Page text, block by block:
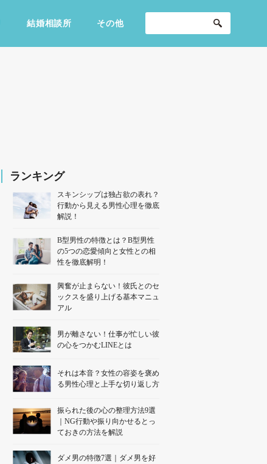
結婚相談所 その他
ランキング
スキンシップは独占欲の表れ？
行動から見える男性心理を徹底
解説！
B型男性の特徴とは？B型男性
の5つの恋愛傾向と女性との相
性を徹底解明！
興奮が止まらない！彼氏とのセ
ックスを盛り上げる基本マニュ
アル
男が離さない！仕事が忙しい彼
の心をつかむLINEとは
それは本音？女性の容姿を褒め
る男性心理と上手な切り返し方
振られた後の心の整理方法9選
｜NG行動や振り向かせるとっ
ておきの方法を解説
ダメ男の特徴7選｜ダメ男を好